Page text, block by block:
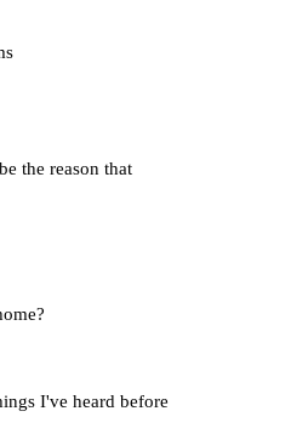
the reason that
I've heard before